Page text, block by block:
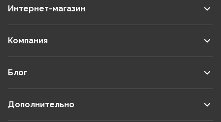
Интернет-магазин
Компания
Блог
Дополнительно